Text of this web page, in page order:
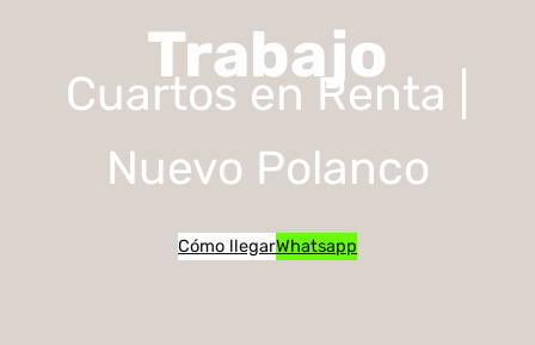
Trabajo
Cuartos en Renta |
Nuevo Polanco
Cómo llegarWhatsapp